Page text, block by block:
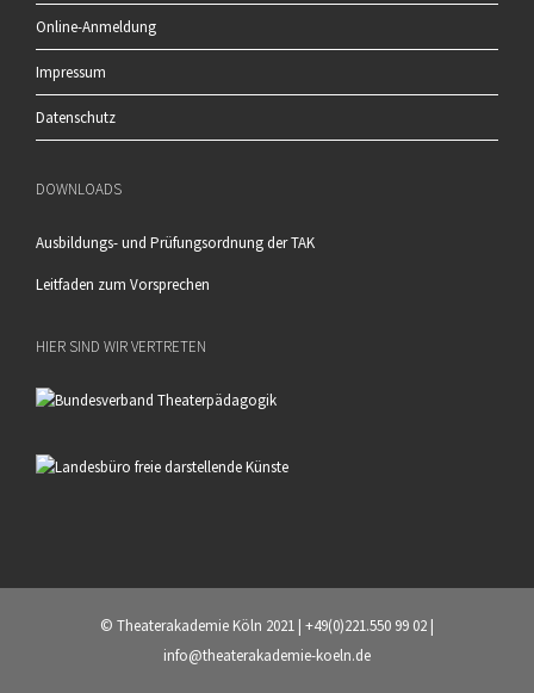
Online-Anmeldung
Impressum
Datenschutz
DOWNLOADS
Ausbildungs- und Prüfungsordnung der TAK
Leitfaden zum Vorsprechen
HIER SIND WIR VERTRETEN
© Theaterakademie Köln 2021 | +49(0)221.550 99 02 |
info@theaterakademie-koeln.de